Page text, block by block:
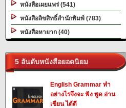
หนังสือเผยแพร่ (541)
หนังสือลิขสิทธิ์สำนักพิมพ์ (783)
หนังสือหายาก (40)
5 อันดับหนังสือยอดนิยม
English Grammar ทำ
อย่างไรจึงจะ ฟัง พูด อ่าน
เขียน ได้ดี